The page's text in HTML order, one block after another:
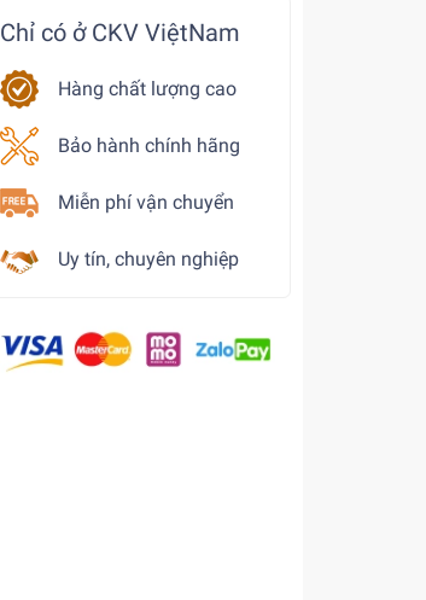
Chỉ có ở CKV ViệtNam
Hàng chất lượng cao
Bảo hành chính hãng
Miễn phí vận chuyển
Uy tín, chuyên nghiệp